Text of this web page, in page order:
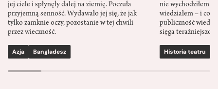
jej ciele i spłynęły dalej na ziemię. Poczuła
przyjemną senność. Wydawało jej się, że jak
tylko zamknie oczy, pozostanie w tej chwili
przez wieczność.
Azja Bangladesz
nie wychodziłem
wiedziałem – i co
publiczność
sięga
Historia teatru